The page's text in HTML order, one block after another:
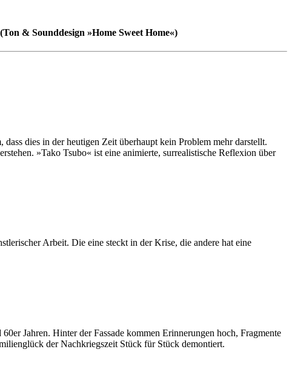
& Sounddesign »Home Sweet Home«)
dies in der heutigen Zeit überhaupt kein Problem mehr darstellt.
»Tako Tsubo« ist eine animierte, surrealistische Reflexion über
Arbeit. Die eine steckt in der Krise, die andere hat eine
Jahren. Hinter der Fassade kommen Erinnerungen hoch, Fragmente
der Nachkriegszeit Stück für Stück demontiert.